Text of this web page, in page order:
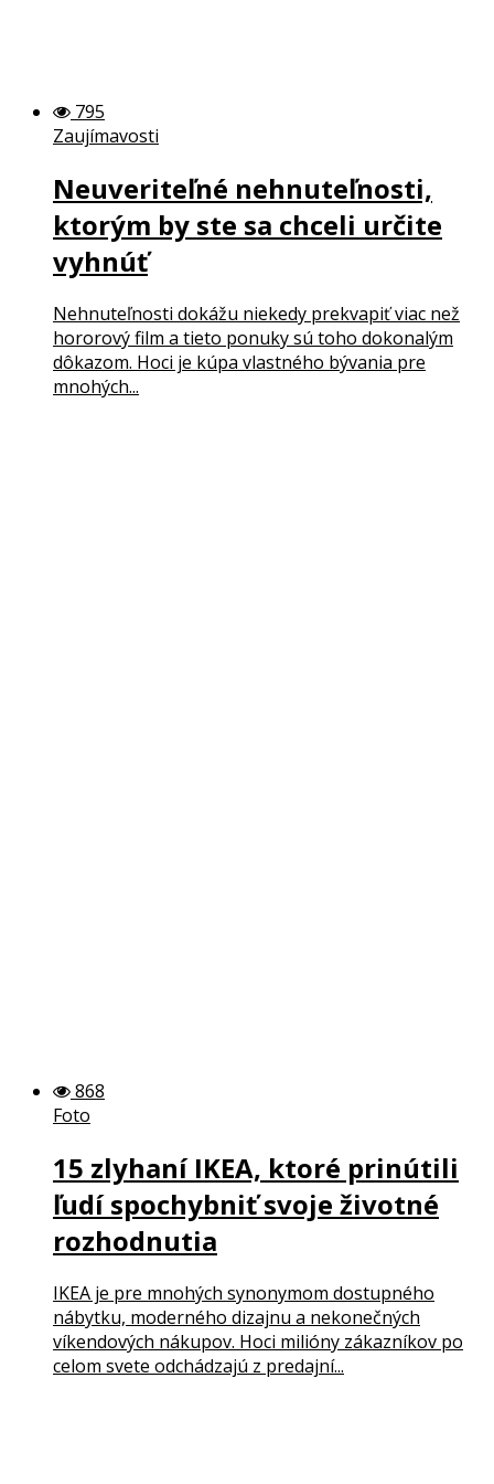
795
Zaujímavosti
Neuveriteľné nehnuteľnosti,
ktorým by ste sa chceli určite
vyhnúť
Nehnuteľnosti dokážu niekedy prekvapiť viac než
hororový film a tieto ponuky sú toho dokonalým
dôkazom. Hoci je kúpa vlastného bývania pre
mnohých...
868
Foto
15 zlyhaní IKEA, ktoré prinútili
ľudí spochybniť svoje životné
rozhodnutia
IKEA je pre mnohých synonymom dostupného
nábytku, moderného dizajnu a nekonečných
víkendových nákupov. Hoci milióny zákazníkov po
celom svete odchádzajú z predajní...